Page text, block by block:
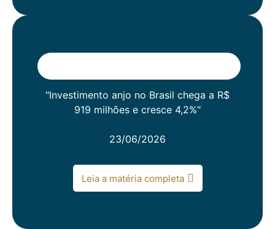
"Investimento anjo no Brasil chega a R$
919 milhões e cresce 4,2%"
23/06/2026
Leia a matéria completa